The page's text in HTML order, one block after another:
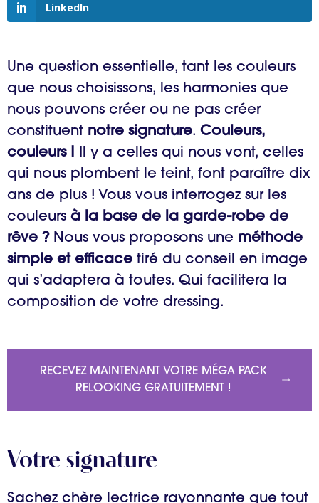
LinkedIn
Une question essentielle, tant les couleurs
que nous choisissons, les harmonies que
nous pouvons créer ou ne pas créer
constituent notre signature. Couleurs,
couleurs ! Il y a celles qui nous vont, celles
qui nous plombent le teint, font paraître dix
ans de plus ! Vous vous interrogez sur les
couleurs à la base de la garde-robe de
rêve ?Nous vous proposons une méthode
simple et efficace tiré du conseil en image
qui s’adaptera à toutes. Qui facilitera la
composition de votre dressing.
RECEVEZ MAINTENANT VOTRE MÉGA PACK
RELOOKING GRATUITEMENT !
Votre signature
Sachez chère lectrice rayonnante que tout